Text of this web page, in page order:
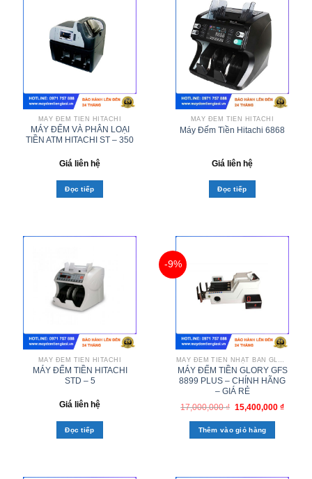
MÁY ĐẾM TIỀN HITACHI
MÁY ĐẾM VÀ PHÂN LOẠI
TIỀN ATM HITACHI ST – 350
Giá liên hệ
Đọc tiếp
MÁY ĐẾM TIỀN HITACHI
Máy Đếm Tiền Hitachi 6868
Giá liên hệ
Đọc tiếp
MÁY ĐẾM TIỀN HITACHI
MÁY ĐẾM TIỀN HITACHI
STD – 5
Giá liên hệ
Đọc tiếp
-9%
MÁY ĐẾM TIỀN GLORY GFS
8899 PLUS – CHÍNH HÃNG
– GIÁ RẺ
17,000,000₫ 15,400,000 ₫
Thêm vào giỏ hàng